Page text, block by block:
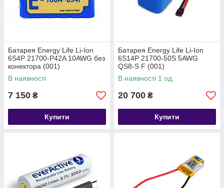
Батарея Energy Life Li-Ion
6S4P 21700-P42A 10AWG без
конектора (001)
В наявності
7 150 ₴
Купити
Батарея Energy Life Li-Ion
6S14P 21700-50S 5AWG
QS8-S F (001)
В наявності 1 од.
20 700 ₴
Купити